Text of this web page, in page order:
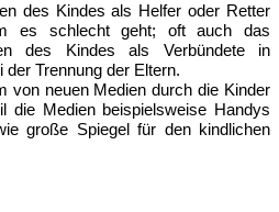
des Kindes als Helfer oder Retter
es schlecht geht; oft auch das
des Kindes als Verbündete in
der Trennung der Eltern.
von neuen Medien durch die Kinder
die Medien beispielsweise Handys
große Spiegel für den kindlichen